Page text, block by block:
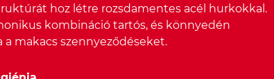
hoz létre rozsdamentes acél hurkokkal.
kombináció tartós, és könnyedén
a makacs szennyeződéseket.